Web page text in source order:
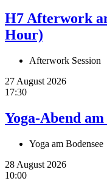
H7 Afterwork
Hour)
Afterwork Session
27 August 2026
17:30
Yoga-Abend am
Yoga am Bodensee
28 August 2026
10:00